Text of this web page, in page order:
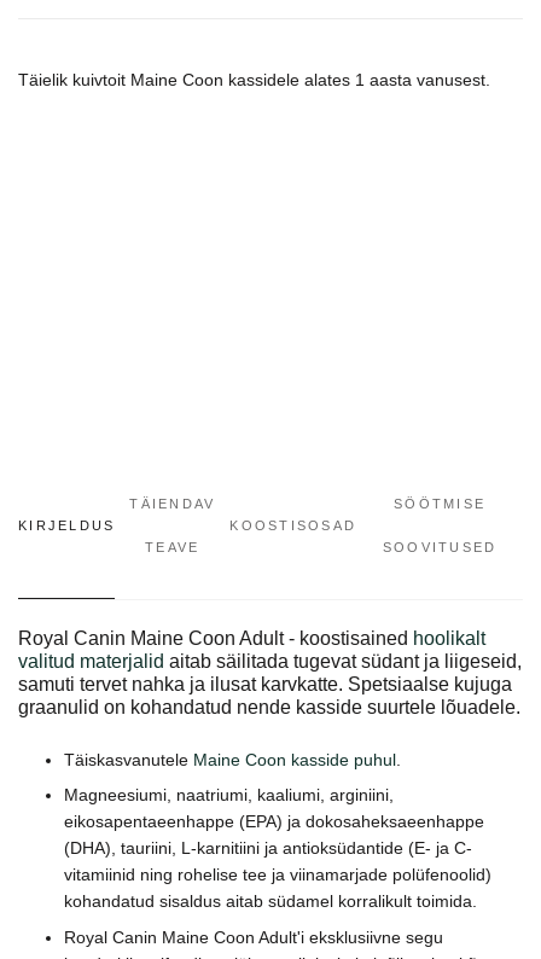
Täielik kuivtoit Maine Coon kassidele alates 1 aasta vanusest.
KIRJELDUS
TÄIENDAV
TEAVE
KOOSTISOSAD
SÖÖTMISE
SOOVITUSED
Royal Canin Maine Coon Adult - koostisained hoolikalt
valitud materjalid aitab säilitada tugevat südant ja liigeseid,
samuti tervet nahka ja ilusat karvkatte. Spetsiaalse kujuga
graanulid on kohandatud nende kasside suurtele lõuadele.
Täiskasvanutele Maine Coon kasside puhul.
Magneesiumi, naatriumi, kaaliumi, arginiini,
eikosapentaeenhappe (EPA) ja dokosaheksaeenhappe
(DHA), tauriini, L-karnitiini ja antioksüdantide (E- ja C-
vitamiinid ning rohelise tee ja viinamarjade polüfenoolid)
kohandatud sisaldus aitab südamel korralikult toimida.
Royal Canin Maine Coon Adult'i eksklusiivne segu